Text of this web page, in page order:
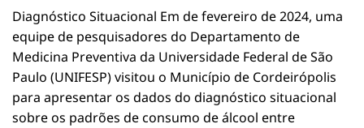
Diagnóstico Situacional Em de fevereiro de 2024, uma
equipe de pesquisadores do Departamento de
Medicina Preventiva da Universidade Federal de São
Paulo (UNIFESP) visitou o Município de Cordeirópolis
para apresentar os dados do diagnóstico situacional
sobre os padrões de consumo de álcool entre